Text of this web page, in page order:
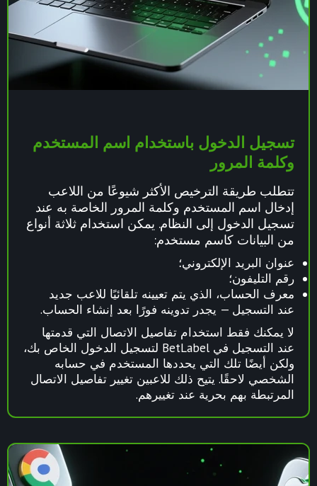
تسجيل الدخول باستخدام اسم المستخدم
وكلمة المرور
تتطلب طريقة الترخيص الأكثر شيوعًا من اللاعب
إدخال اسم المستخدم وكلمة المرور الخاصة به عند
تسجيل الدخول إلى النظام. يمكن استخدام ثلاثة أنواع
من البيانات كاسم مستخدم:
عنوان البريد الإلكتروني؛
رقم التليفون؛
معرف الحساب، الذي يتم تعيينه تلقائيًا للاعب جديد
عند التسجيل — يجدر تدوينه فورًا بعد إنشاء الحساب.
لا يمكنك فقط استخدام تفاصيل الاتصال التي قدمتها
عند التسجيل في BetLabel لتسجيل الدخول الخاص بك،
ولكن أيضًا تلك التي يحددها المستخدم في حسابه
الشخصي لاحقًا. يتيح ذلك للاعبين تغيير تفاصيل الاتصال
المرتبطة بهم بحرية عند تغييرهم.